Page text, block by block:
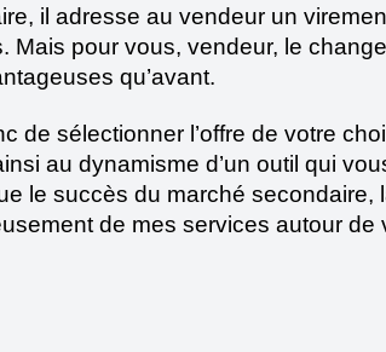
il adresse au vendeur un
pour vous, vendeur, le
qu’avant.
de sélectionner l’offre de votre
au dynamisme d’un outil qui
le succès du marché secondaire,
de mes services autour